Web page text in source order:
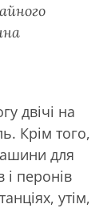
двічі на
Крім того,
для
і перонів
утім,